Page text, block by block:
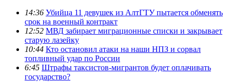
14:36 Убийца 11 девушек из АлтГТУ пытается обменять
срок на военный контракт
12:52 МВД забирает миграционные списки и закрывает
старую лазейку
10:44 Кто остановил атаки на наши НПЗ и сорвал
топливный удар по России
6:45 Штрафы таксистов-мигрантов будет оплачивать
государство?